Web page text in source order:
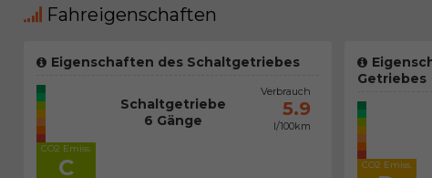
Fahreigenschaften
Eigenschaften des Schaltgetriebes
CO2 Emiss.
C
Schaltgetriebe
6 Gänge
Verbrauch
5.9
l/100km
Getriebes
CO2 Emiss.